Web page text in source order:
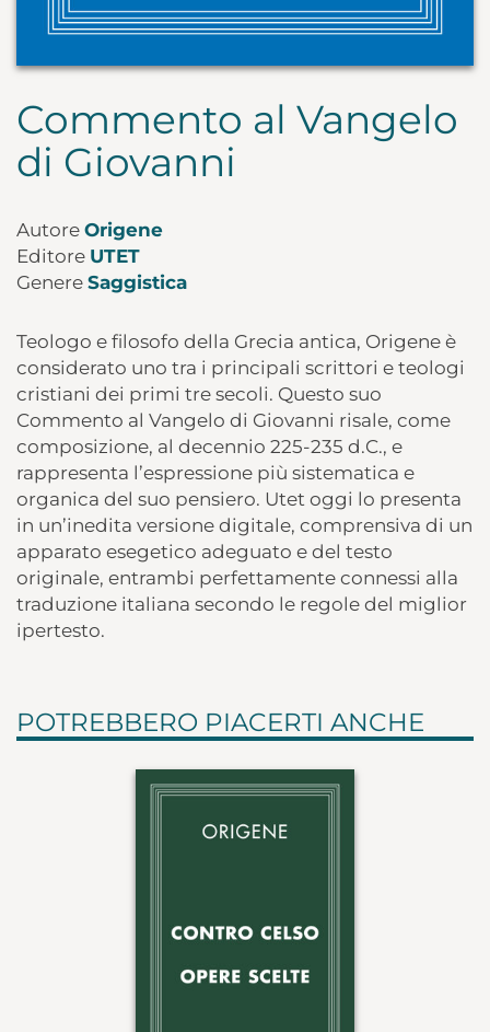
Commento al Vangelo
di Giovanni
Autore Origene
Editore UTET
Genere Saggistica
Teologo e filosofo della Grecia antica, Origene è
considerato uno tra i principali scrittori e teologi
cristiani dei primi tre secoli. Questo suo
Commento al Vangelo di Giovanni risale, come
composizione, al decennio 225-235 d.C., e
rappresenta l’espressione più sistematica e
organica del suo pensiero. Utet oggi lo presenta
in un’inedita versione digitale, comprensiva di un
apparato esegetico adeguato e del testo
originale, entrambi perfettamente connessi alla
traduzione italiana secondo le regole del miglior
ipertesto.
POTREBBERO PIACERTI ANCHE